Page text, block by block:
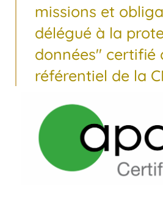
missions et
délégué à la
données" certifié
référentiel de la